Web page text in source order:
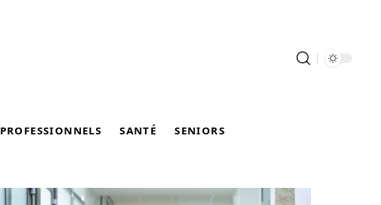
PROFESSIONNELS SANTÉ SENIORS